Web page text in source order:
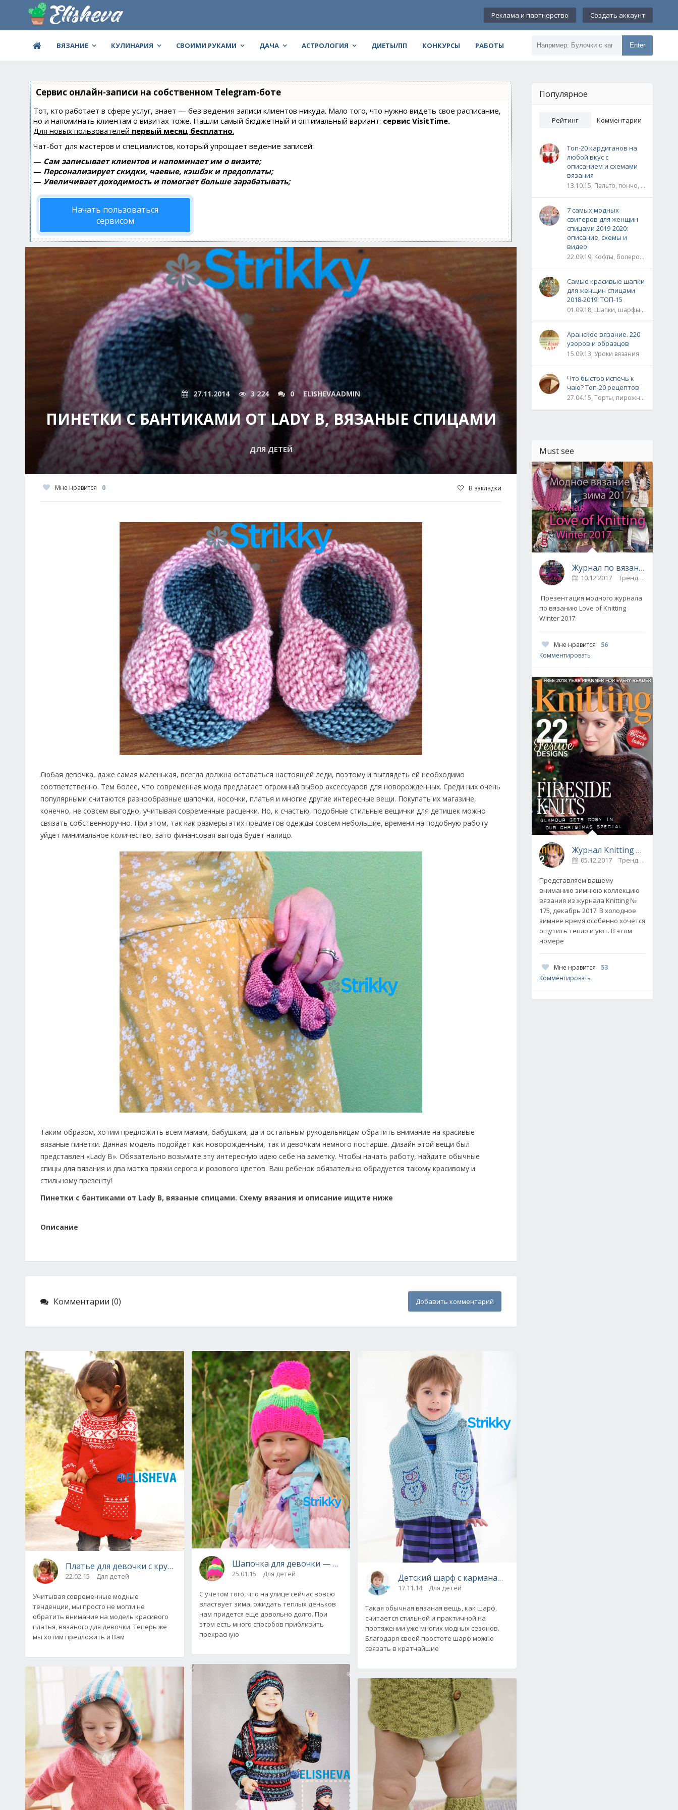
Реклама и партнерство Создать аккаунт
ВЯЗАНИЕ КУЛИНАРИЯ СВОИМИ РУКАМИ ДАЧА АСТРОЛОГИЯ ДИЕТЫ/ПП КОНКУРСЫ РАБОТЫ Enter
Сервис онлайн-записи на собственном Telegram-боте
Тот, кто работает в сфере услуг, знает — без ведения записи клиентов никуда. Мало того, что нужно видеть свое расписание,
но и напоминать клиентам о визитах тоже. Нашли самый бюджетный и оптимальный вариант: сервис VisitTime.
Для новых пользователей первый месяц бесплатно.
Чат-бот для мастеров и специалистов, который упрощает ведение записей:
— Сам записывает клиентов и напоминает им о визите;
— Персонализирует скидки, чаевые, кэшбэк и предоплаты;
— Увеличивает доходимость и помогает больше зарабатывать;
Начать пользоваться
сервисом
27.11.2014 3 224 0 ELISHEVAADMIN
ПИНЕТКИ С БАНТИКАМИ ОТ LADY B, ВЯЗАНЫЕ СПИЦАМИ
ДЛЯ ДЕТЕЙ
Мне нравится 0 В закладки
Любая девочка, даже самая маленькая, всегда должна оставаться настоящей леди, поэтому и выглядеть ей необходимо
соответственно. Тем более, что современная мода предлагает огромный выбор аксессуаров для новорожденных. Среди них очень
популярными считаются разнообразные шапочки, носочки, платья и многие другие интересные вещи. Покупать их магазине,
конечно, не совсем выгодно, учитывая современные расценки. Но, к счастью, подобные стильные вещички для детишек можно
связать собственноручно. При этом, так как размеры этих предметов одежды совсем небольшие, времени на подобную работу
уйдет минимальное количество, зато финансовая выгода будет налицо.
Таким образом, хотим предложить всем мамам, бабушкам, да и остальным рукодельницам обратить внимание на красивые
вязаные пинетки. Данная модель подойдет как новорожденным, так и девочкам немного постарше. Дизайн этой вещи был
представлен «Lady B». Обязательно возьмите эту интересную идею себе на заметку. Чтобы начать работу, найдите обычные
спицы для вязания и два мотка пряжи серого и розового цветов. Ваш ребенок обязательно обрадуется такому красивому и
стильному презенту!
Пинетки с бантиками от Lady B, вязаные спицами. Схему вязания и описание ищите ниже
Описание
Комментарии (0) Добавить комментарий
Платье для девочки с круглой кокеткой от Drops Design, вязаное спицами
22.02.15 Для детей
Учитывая современные модные
тенденции, мы просто не могли не
обратить внимание на модель красивого
платья, вязаного для девочки. Теперь же
мы хотим предложить и Вам
Шапочка для девочки — школьницы «Sun October», от Drops Design, вязаная спицами
25.01.15 Для детей
С учетом того, что на улице сейчас вовсю
властвует зима, ожидать теплых деньков
нам придется еще довольно долго. При
этом есть много способов приблизить
прекрасную
Детский шарф с карманами и вышивкой «Совы», вязаный спицами
17.11.14 Для детей
Такая обычная вязаная вещь, как шарф,
считается стильной и практичной на
протяжении уже многих модных сезонов.
Благодаря своей простоте шарф можно
связать в кратчайшие
Популярное
Рейтинг Комментарии
Топ-20 кардиганов на
любой вкус с
описанием и схемами
вязания
13.10.15, Пальто, пончо, кардиганы
7 самых модных
свитеров для женщин
спицами 2019-2020:
описание, схемы и
видео
22.09.19, Кофты, болеро, жакеты, жилеты, пуловеры и свитера
Самые красивые шапки
для женщин спицами
2018-2019! ТОП-15
01.09.18, Шапки, шарфы, шали, снуды и палантины
Аранское вязание. 220
узоров и образцов
15.09.13, Уроки вязания
Что быстро испечь к
чаю? Топ-20 рецептов
27.04.15, Торты, пирожные, рулеты / Булки, пироги / Печенье, кексы, маффины / На скорую руку
Must see
Журнал по вязанию Love of Knitting выпуск Зима 2017
10.12.2017 Тренды / Вдохновение
Презентация модного журнала
по вязанию Love of Knitting
Winter 2017.
Мне нравится
56
Комментировать
Журнал Knitting № 175, декабрь 2017
05.12.2017 Тренды
Представляем вашему
вниманию зимнюю коллекцию
вязания из журнала Knitting №
175, декабрь 2017. В холодное
зимнее время особенно хочется
ощутить тепло и уют. В этом
номере
Мне нравится
53
Комментировать